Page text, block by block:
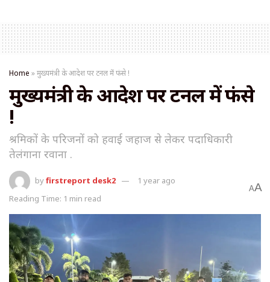
Home »मुख्यमंत्री के आदेश पर टनल में फंसे !
मुख्यमंत्री के आदेश पर टनल में फंसे
!
श्रमिकों के परिजनों को हवाई जहाज से लेकर पदाधिकारी
तेलंगाना रवाना .
byfirstreport desk2
1 year ago
Reading Time: 1 min read
AA